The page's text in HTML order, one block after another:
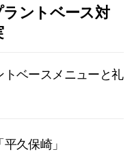
ントベース対
ベースメニューと礼
久保崎」